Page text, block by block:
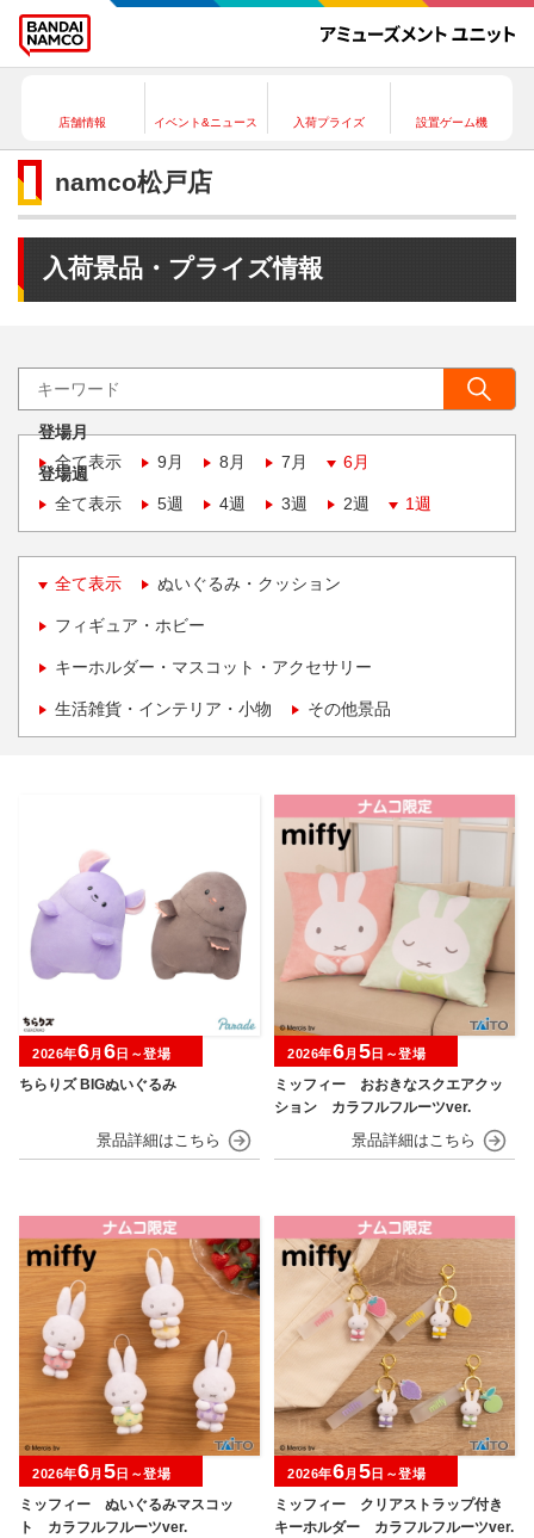
店舗情報 イベント&ニュース 入荷プライズ 設置ゲーム機
namco松戸店
入荷景品・プライズ情報
登場月
全て表示
9月 8月 7月 6月
登場週
全て表示
5週 4週 3週 2週 1週
全て表示 ぬいぐるみ・クッション
フィギュア・ホビー
キーホルダー・マスコット・アクセサリー
生活雑貨・インテリア・小物 その他景品
ちらりズ BIGぬいぐるみ
2026年6月 6日～登場
ミッフィー おおきなスクエアクッ
ション カラフルフルーツver.
2026年6月 5日～登場
ミッフィー ぬいぐるみマスコッ
ト カラフルフルーツver.
2026年6月 5日～登場
ミッフィー クリアストラップ付き
キーホルダー カラフルフルーツver.
2026年6月 5日～登場